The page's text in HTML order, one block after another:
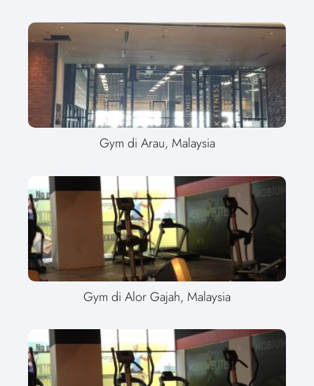
Gym di Arau, Malaysia
Gym di Alor Gajah, Malaysia